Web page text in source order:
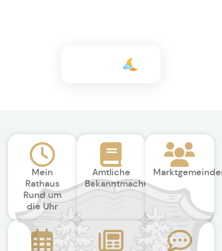
Mein
Rathaus
Rund um
die Uhr
Amtliche
Bekanntmachungen